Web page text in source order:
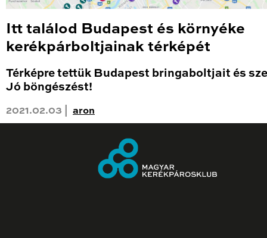
Itt találod Budapest és környéke
kerékpárboltjainak térképét
Térképre tettük Budapest bringaboltjait és
Jó böngészést!
2021.02.03 | aron